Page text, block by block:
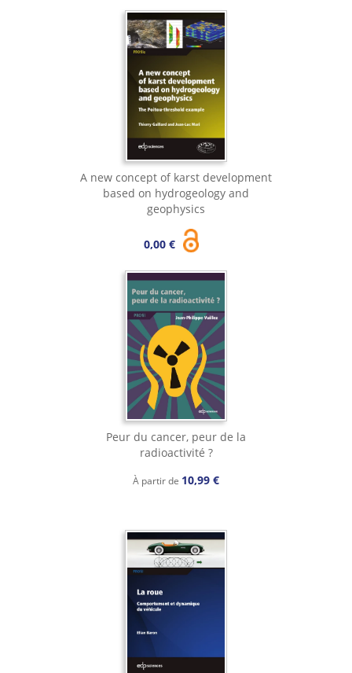
A new concept of karst development
based on hydrogeology and
geophysics
0,00 €
Peur du cancer, peur de la
radioactivité ?
À partir de 10,99 €